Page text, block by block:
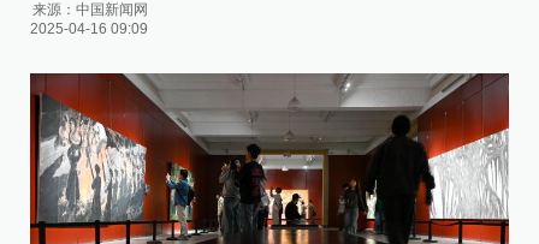
来源：中国新闻网
2025-04-16 09:09